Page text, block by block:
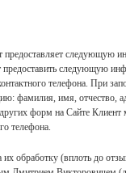
следующую
следующую
телефона. При
фамилия, имя, отчество,
форм на Сайте
телефона.
обработку (вплоть до